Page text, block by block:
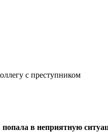
с преступником
в неприятную